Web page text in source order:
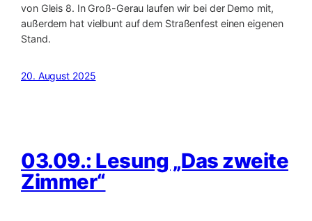
von Gleis 8. In Groß-Gerau laufen wir bei der Demo mit,
außerdem hat vielbunt auf dem Straßenfest einen eigenen
Stand.
20. August 2025
03.09.: Lesung „Das zweite
Zimmer“